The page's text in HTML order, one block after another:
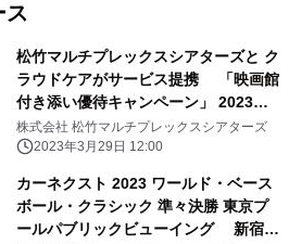
ス
松竹マルチプレックスシアターズと ク
ラウドケアがサービス提携 「映画館
付き添い優待キャンペーン」 2023年4
月3日(月)よりテスト導入
株式会社 松竹マルチプレックスシアターズ
2023年3月29日 12:00
カーネクスト 2023 ワールド・ベース
ボール・クラシック 準々決勝 東京プ
ールパブリックビューイング 新宿ピ